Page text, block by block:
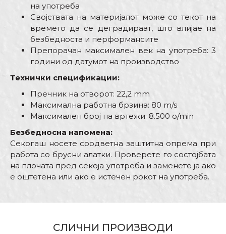
на употреба
Својствата на материјалот може со текот на
времето да се деградираат, што влијае на
безбедноста и перформансите
Препорачан максимален век на употреба: 3
години од датумот на производство
Технички спецификации:
Пречник на отворот: 22,2 mm
Максимална работна брзина: 80 m/s
Максимален број на вртежи: 8.500 o/min
Безбедносна напoмена:
Секогаш носете соодветна заштитна опрема при
работа со брусни алатки. Проверете го состојбата
на плочата пред секоја употреба и заменете ја ако
е оштетена или ако е истечен рокот на употреба.
СЛИЧНИ ПРОИЗВОДИ